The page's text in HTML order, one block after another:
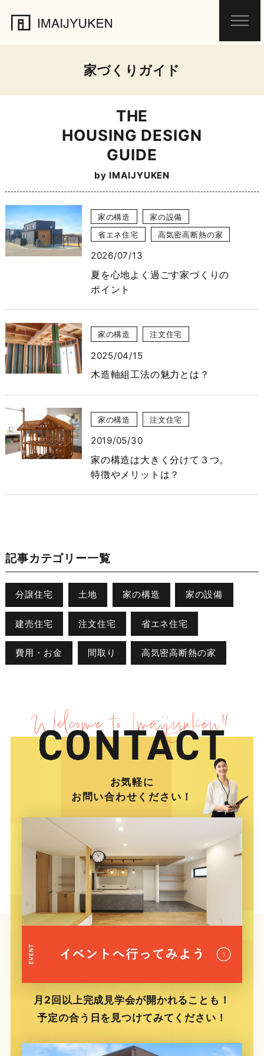
家づくりガイド
THE
HOUSING DESIGN
GUIDE
by IMAIJYUKEN
家の構造
家の設備
省エネ住宅
高気密高断熱の家
2026/07/13
夏を心地よく過ごす家づくりの
ポイント
家の構造 注文住宅
2025/04/15
木造軸組工法の魅力とは？
家の構造 注文住宅
2019/05/30
家の構造は大きく分けて３つ。
特徴やメリットは？
記事カテゴリー一覧
分譲住宅 土地 家の構造 家の設備
建売住宅 注文住宅 省エネ住宅
費用・お金 間取り 高気密高断熱の家
お気軽に
お問い合わせください！
月2回以上完成見学会が開かれることも！
予定の合う日を見つけてみてください！